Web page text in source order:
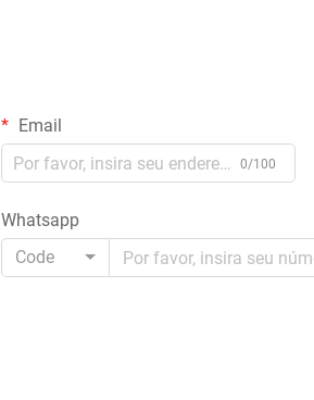
Email
0/100
Whatsapp
Code